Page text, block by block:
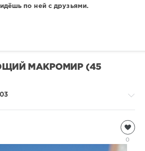
по ней с друзьями.
МАКРОМИР (45
0